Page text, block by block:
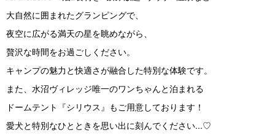
大自然に囲まれたグランピングで、
夜空に広がる満天の星を眺めながら、
贅沢な時間をお過ごしください。
キャンプの魅力と快適さが融合した特別な体験です。
また、水沼ヴィレッジ唯一のワンちゃんと泊まれる
ドームテント『シリウス』もご用意しております！
愛犬と特別なひとときを思い出に刻んでください...♡